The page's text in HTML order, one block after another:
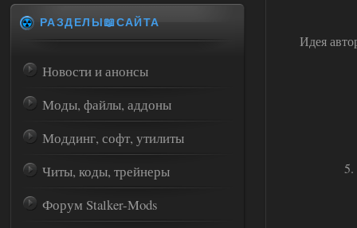
Идея
РАЗДЕЛЫ📖САЙТА
Новости и анонсы
Моды, файлы, аддоны
Моддинг, софт, утилиты
Читы, коды, трейнеры
Форум Stalker-Mods